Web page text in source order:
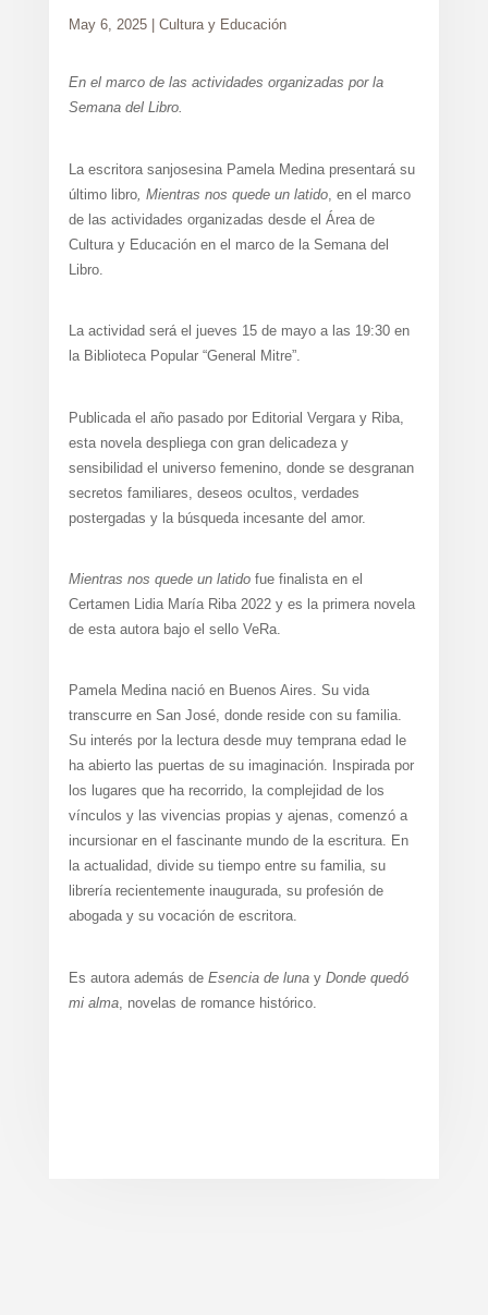
May 6, 2025| Cultura y Educación
En el marco de las actividades organizadas por la
Semana del Libro.
La escritora sanjosesina Pamela Medina presentará su
último libro, Mientras nos quede un latido, en el marco
de las actividades organizadas desde el Área de
Cultura y Educación en el marco de la Semana del
Libro.
La actividad será el jueves 15 de mayo a las 19:30 en
la Biblioteca Popular “General Mitre”.
Publicada el año pasado por Editorial Vergara y Riba,
esta novela despliega con gran delicadeza y
sensibilidad el universo femenino, donde se desgranan
secretos familiares, deseos ocultos, verdades
postergadas y la búsqueda incesante del amor.
Mientras nos quede un latidofue finalista en el
Certamen Lidia María Riba 2022 y es la primera novela
de esta autora bajo el sello VeRa.
Pamela Medina nació en Buenos Aires. Su vida
transcurre en San José, donde reside con su familia.
Su interés por la lectura desde muy temprana edad le
ha abierto las puertas de su imaginación. Inspirada por
los lugares que ha recorrido, la complejidad de los
vínculos y las vivencias propias y ajenas, comenzó a
incursionar en el fascinante mundo de la escritura. En
la actualidad, divide su tiempo entre su familia, su
librería recientemente inaugurada, su profesión de
abogada y su vocación de escritora.
Es autora además de Esencia de lunay Donde quedó
mi alma, novelas de romance histórico.